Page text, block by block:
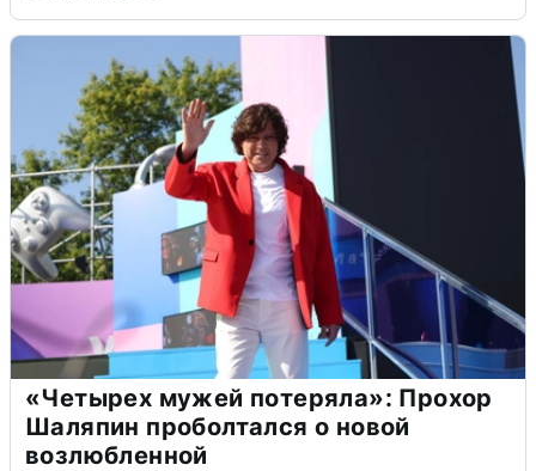
«Четырех мужей потеряла»: Прохор
Шаляпин проболтался о новой
возлюбленной